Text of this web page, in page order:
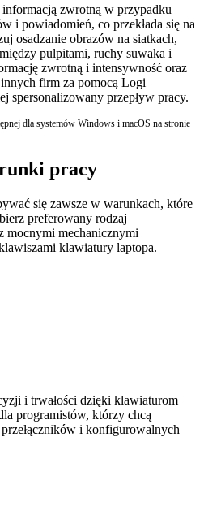
zwrotną w przypadku
i powiadomień, co przekłada się na
osadzanie obrazów na siatkach,
pulpitami, ruchy suwaka i
zwrotną i intensywność oraz
firm za pomocą Logi
spersonalizowany przepływ pracy.
dla systemów Windows i macOS na stronie
pracy
się zawsze w warunkach, które
preferowany rodzaj
mechanicznymi
klawiatury laptopa.
i trwałości dzięki klawiaturom
programistów, którzy chcą
i konfigurowalnych